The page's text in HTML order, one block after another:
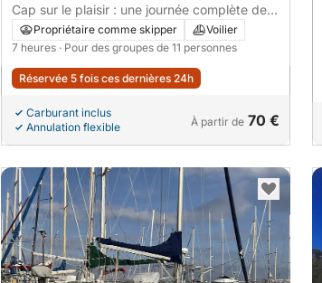
Cap sur le plaisir : une journée complète de
navigation authentique à Saint-Florent à
bord d'un voilier
Propriétaire comme skipper
Voilier
7 heures · Pour des groupes de 11 personnes
Réservée 5 fois ces dernières 24h
Carburant inclus
Annulation flexible
À partir de 70 €